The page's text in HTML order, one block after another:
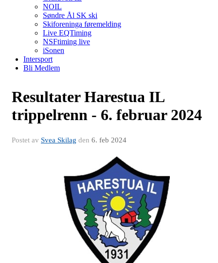
NOIL
Søndre Ål SK ski
Skiforeninga føremelding
Live EQTiming
NSFtiming live
iSonen
Intersport
Bli Medlem
Resultater Harestua IL
trippelrenn - 6. februar 2024
Postet av Svea Skilag den 6. feb 2024